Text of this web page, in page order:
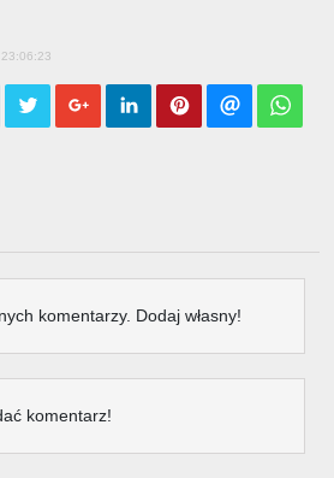
komentarzy. Dodaj własny!
komentarz!